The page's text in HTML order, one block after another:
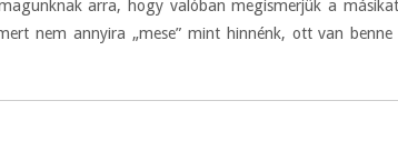
arra, hogy valóban megismerjük a
nem annyira „mese” mint hinnénk, ott van